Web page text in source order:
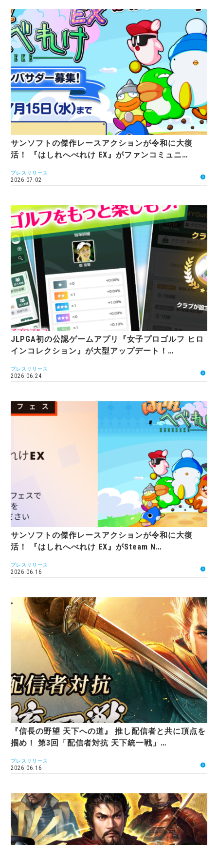
サンソフトの傑作レースアクションが令和に大復
活！ 『はしれへべれけ EX』がファンコミュニ…
プレスリリース
2026.07.02
JLPGA初の公認ゲームアプリ『女子プロゴルフ ヒロ
インコレクション』が大型アップデート！…
プレスリリース
2026.06.24
サンソフトの傑作レースアクションが令和に大復
活！ 『はしれへべれけ EX』がSteam N…
プレスリリース
2026.06.16
『信長の野望 天下への道』 推し配信者と共に頂点を
掴め！ 第3回「配信者対抗 天下統一戦」…
プレスリリース
2026.06.16